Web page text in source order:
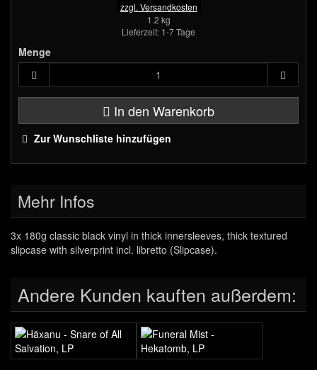
zzgl. Versandkosten
1.2 kg
Lieferzeit: 1-7 Tage
Menge
In den Warenkorb
Zur Wunschliste hinzufügen
Mehr Infos
3x 180g classic black vinyl in thick innersleeves, thick textured
slipcase with silverprint incl. libretto (Slipcase).
Andere Kunden kauften außerdem: